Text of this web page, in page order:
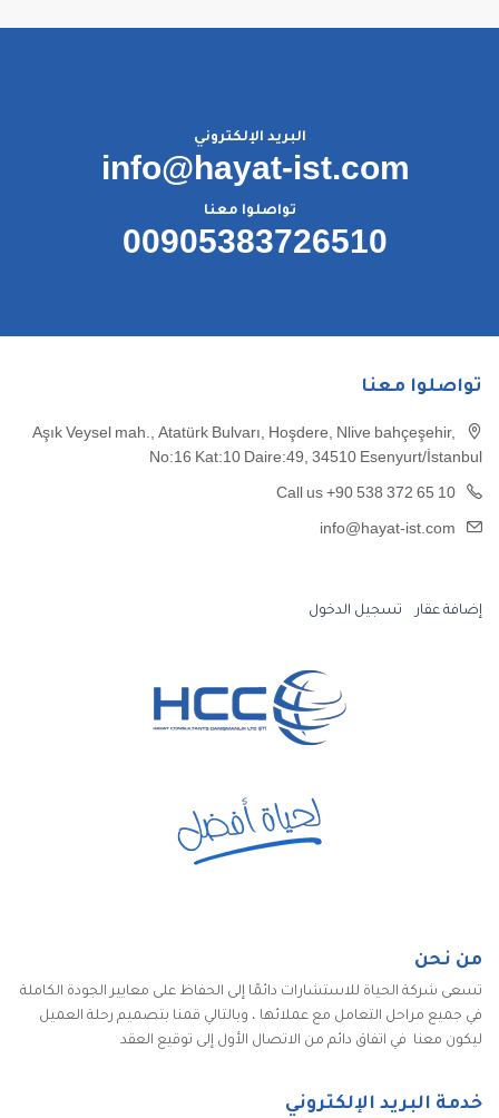
البريد الإلكتروني
info@hayat-ist.com
تواصلوا معنا
00905383726510
تواصلوا معنا
Aşık Veysel mah., Atatürk Bulvarı, Hoşdere, Nlive bahçeşehir,
No:16 Kat:10 Daire:49, 34510 Esenyurt/İstanbul
Call us +90 538 372 65 10
info@hayat-ist.com
إضافة عقار تسجيل الدخول
من نحن
تسعى شركة الحياة للاستشارات دائمًا إلى الحفاظ على معايير الجودة الكاملة
في جميع مراحل التعامل مع عملائها ، وبالتالي قمنا بتصميم رحلة العميل
ليكون معنا في اتفاق دائم من الاتصال الأول إلى توقيع العقد
خدمة البريد الإلكتروني